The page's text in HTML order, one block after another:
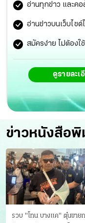
อ่านทุกข่าว และคอ
อ่านข่าวบนเว็บไซ
สมัครง่าย ไม่ต้องใ
ดูรายละเ
ข่าวหนังสือ
รวบ "โทน บางแค" ตุ๋นขาย